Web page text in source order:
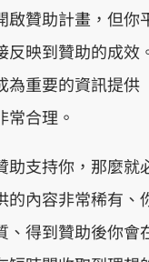
啟贊助計畫，但你
反映到贊助的成效
為重要的資訊提供
合理。
助支持你，那麼就
的內容非常稀有、
、得到贊助後你會